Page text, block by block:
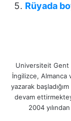
Rüyada
Universiteit Gent
İngilizce, Almanca
yazarak
devam
2004